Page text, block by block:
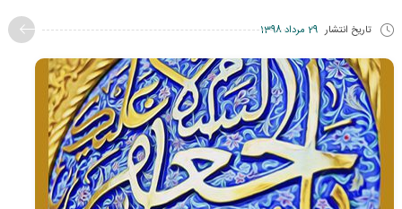
تاریخ انتشار 29 مرداد 1398